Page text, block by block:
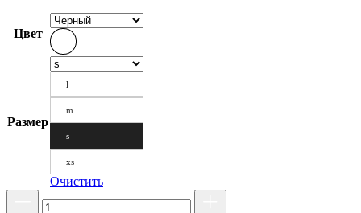
Цвет
Размер
l
m
s
xs
Очистить